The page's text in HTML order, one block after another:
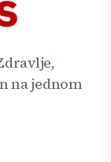
na jednom